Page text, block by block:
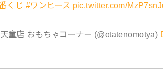
くじ #ワンピース pic.twitter.com/
童店 おもちゃコーナー (@otatenomotya)